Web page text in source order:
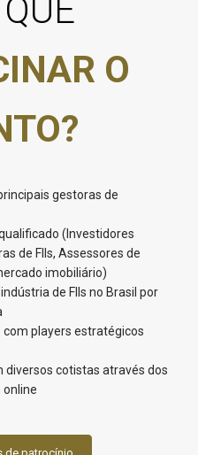
O
gestoras de
(Investidores
de FIIs, Assessores de
imobiliário)
de FIIs no Brasil por
com players estratégicos
diversos cotistas através dos
online